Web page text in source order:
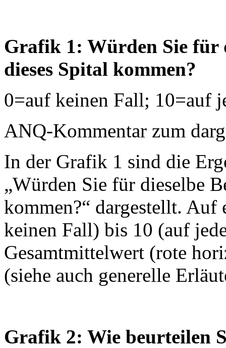
Grafik 1: Würden Sie für
dieses Spital kommen?
0=auf keinen Fall; 10=auf
ANQ-Kommentar zum
In der Grafik 1 sind die
„Würden Sie für dieselbe
kommen?“ dargestellt. Auf
keinen Fall) bis 10 (auf
Gesamtmittelwert (rote
(siehe auch generelle
Grafik 2: Wie beurteilen